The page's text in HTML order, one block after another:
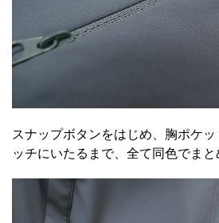
スナップボタンをはじめ、胸ポケ
ッチにいたるまで、全て同色でまと